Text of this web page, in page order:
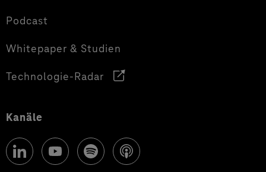
Podcast
Whitepaper & Studien
Technologie-Radar
Kanäle